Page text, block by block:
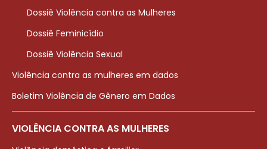
Dossiê Violência contra as Mulheres
Dossiê Feminicídio
Dossiê Violência Sexual
Violência contra as mulheres em dados
Boletim Violência de Gênero em Dados
VIOLÊNCIA CONTRA AS MULHERES